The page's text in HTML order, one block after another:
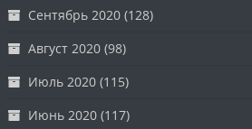
Сентябрь 2020 (128)
Август 2020 (98)
Июль 2020 (115)
Июнь 2020 (117)